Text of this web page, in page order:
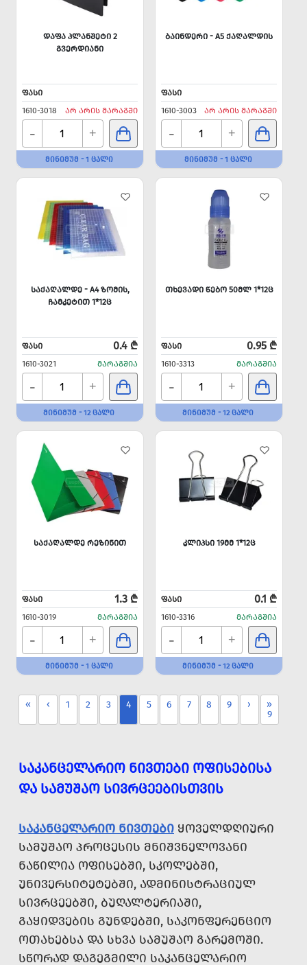
ᲓᲐᲤᲐ ᲞᲚᲐᲜᲨᲔᲢᲘ 2
ᲒᲕᲔᲠᲓᲘᲐᲜᲘ
ᲤᲐᲡᲘ
1610-3018
ᲐᲠ ᲐᲠᲘᲡ ᲛᲐᲠᲐᲒᲨᲘ
- +
ᲛᲘᲜᲘᲛᲣᲛ - 1 ᲪᲐᲚᲘ
ᲑᲐᲘᲜᲓᲔᲠᲘ - A5 ᲥᲐᲦᲐᲚᲓᲘᲡ
ᲤᲐᲡᲘ
1610-3003
ᲐᲠ ᲐᲠᲘᲡ ᲛᲐᲠᲐᲒᲨᲘ
- +
ᲛᲘᲜᲘᲛᲣᲛ - 1 ᲪᲐᲚᲘ
ᲡᲐᲥᲐᲦᲐᲚᲓᲔ - A4 ᲖᲝᲛᲘᲡ,
ᲩᲐᲛᲙᲔᲢᲘᲗ 1*12Ც
ᲤᲐᲡᲘ 0.4 ₾
1610-3021 ᲛᲐᲠᲐᲒᲨᲘᲐ
- +
ᲛᲘᲜᲘᲛᲣᲛ - 12 ᲪᲐᲚᲘ
ᲗᲮᲔᲕᲐᲓᲘ ᲬᲔᲑᲝ 50ᲛᲚ 1*12Ც
ᲤᲐᲡᲘ 0.95 ₾
1610-3313 ᲛᲐᲠᲐᲒᲨᲘᲐ
- +
ᲛᲘᲜᲘᲛᲣᲛ - 12 ᲪᲐᲚᲘ
ᲡᲐᲥᲐᲦᲐᲚᲓᲔ ᲠᲔᲖᲘᲜᲘᲗ
ᲤᲐᲡᲘ 1.3 ₾
1610-3019 ᲛᲐᲠᲐᲒᲨᲘᲐ
- +
ᲛᲘᲜᲘᲛᲣᲛ - 1 ᲪᲐᲚᲘ
ᲙᲚᲘᲞᲡᲘ 19ᲛᲛ 1*12Ც
ᲤᲐᲡᲘ 0.1 ₾
1610-3316 ᲛᲐᲠᲐᲒᲨᲘᲐ
- +
ᲛᲘᲜᲘᲛᲣᲛ - 12 ᲪᲐᲚᲘ
« ‹ 1 2 3 4 5 6 7 8 9 ›
»
9
ᲡᲐᲙᲐᲜᲪᲔᲚᲐᲠᲘᲝ ᲜᲘᲕᲗᲔᲑᲘ ᲝᲤᲘᲡᲔᲑᲘᲡᲐ
ᲓᲐ ᲡᲐᲛᲣᲨᲐᲝ ᲡᲘᲕᲠᲪᲔᲔᲑᲘᲡᲗᲕᲘᲡ
ᲡᲐᲙᲐᲜᲪᲔᲚᲐᲠᲘᲝ ᲜᲘᲕᲗᲔᲑᲘ ᲧᲝᲕᲔᲚᲓᲦᲘᲣᲠᲘ
ᲡᲐᲛᲣᲨᲐᲝ ᲞᲠᲝᲪᲔᲡᲘᲡ ᲛᲜᲘᲨᲕᲜᲔᲚᲝᲕᲐᲜᲘ
ᲜᲐᲬᲘᲚᲘᲐ ᲝᲤᲘᲡᲔᲑᲨᲘ, ᲡᲙᲝᲚᲔᲑᲨᲘ,
ᲣᲜᲘᲕᲔᲠᲡᲘᲢᲔᲢᲔᲑᲨᲘ, ᲐᲓᲛᲘᲜᲘᲡᲢᲠᲐᲪᲘᲣᲚ
ᲡᲘᲕᲠᲪᲔᲔᲑᲨᲘ, ᲑᲣᲦᲐᲚᲢᲔᲠᲘᲐᲨᲘ,
ᲒᲐᲧᲘᲓᲕᲔᲑᲘᲡ ᲒᲣᲜᲓᲔᲑᲨᲘ, ᲡᲐᲙᲝᲜᲤᲔᲠᲔᲜᲪᲘᲝ
ᲝᲗᲐᲮᲔᲑᲡᲐ ᲓᲐ ᲡᲮᲕᲐ ᲡᲐᲛᲣᲨᲐᲝ ᲒᲐᲠᲔᲛᲝᲨᲘ.
ᲡᲬᲝᲠᲐᲓ ᲓᲐᲒᲔᲒᲛᲘᲚᲘ ᲡᲐᲙᲐᲜᲪᲔᲚᲐᲠᲘᲝ